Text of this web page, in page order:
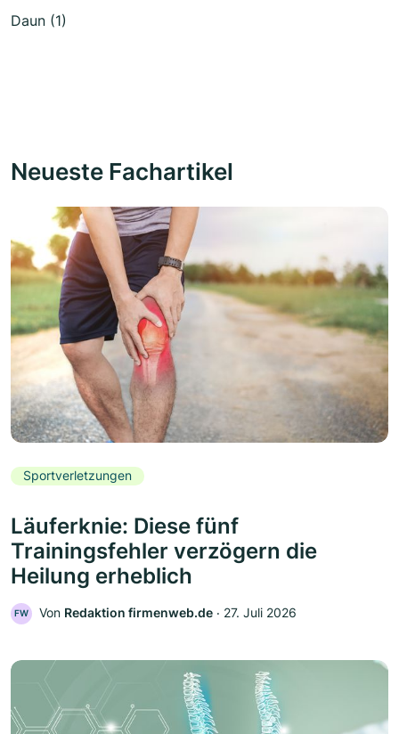
Daun (1)
Neueste Fachartikel
Sportverletzungen
Läuferknie: Diese fünf
Trainingsfehler verzögern die
Heilung erheblich
FW Von Redaktion firmenweb.de ‧ 27. Juli 2026